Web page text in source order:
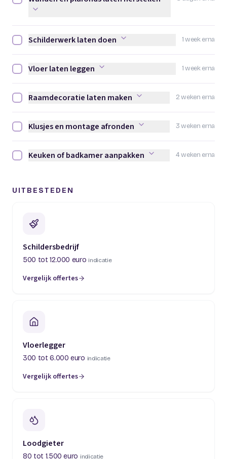
Wanden en plafonds laten herstellen afvinken
1 week erna
Schilderwerk laten doen afvinken
Schilderwerk laten doen
1 week erna
Vloer laten leggen afvinken
Vloer laten leggen
2 weken erna
Raamdecoratie laten maken afvinken
Raamdecoratie laten maken
3 weken erna
Klusjes en montage afronden afvinken
Klusjes en montage afronden
4 weken erna
Keuken of badkamer aanpakken afvinken
Keuken of badkamer aanpakken
UITBESTEDEN
Schildersbedrijf
500 tot 12.000 euro indicatie
Vergelijk offertes
(opent in een nieuw tabblad)
Vloerlegger
300 tot 6.000 euro indicatie
Vergelijk offertes
(opent in een nieuw tabblad)
Loodgieter
80 tot 1.500 euro indicatie